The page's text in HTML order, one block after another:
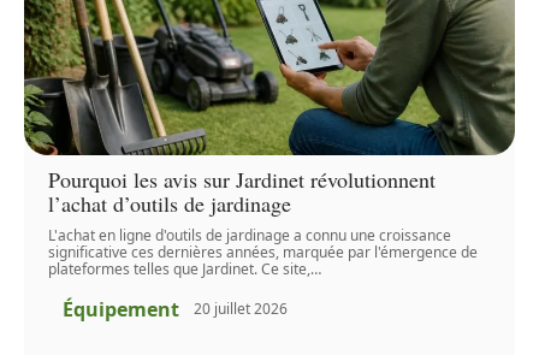
Pourquoi les avis sur Jardinet révolutionnent
l’achat d’outils de jardinage
L'achat en ligne d'outils de jardinage a connu une croissance
significative ces dernières années, marquée par l'émergence de
plateformes telles que Jardinet. Ce site,…
Équipement 20 juillet 2026